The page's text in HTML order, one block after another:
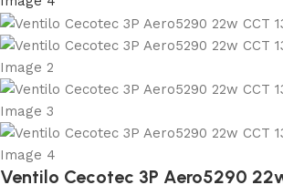
Ventilo Cecotec 3P Aero5290